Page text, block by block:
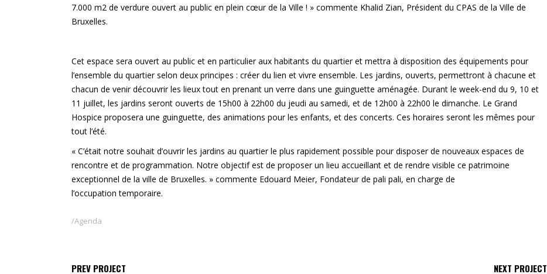
7.000 m2 de verdure ouvert au public en plein cœur de la Ville ! » commente Khalid Zian, Président du CPAS de la Ville de
Bruxelles.
Cet espace sera ouvert au public et en particulier aux habitants du quartier et mettra à disposition des équipements pour
l’ensemble du quartier selon deux principes : créer du lien et vivre ensemble. Les jardins, ouverts, permettront à chacune et
chacun de venir découvrir les lieux tout en prenant un verre dans une guinguette aménagée. Durant le week-end du 9, 10 et
11 juillet, les jardins seront ouverts de 15h00 à 22h00 du jeudi au samedi, et de 12h00 à 22h00 le dimanche. Le Grand
Hospice proposera une guinguette, des animations pour les enfants, et des concerts. Ces horaires seront les mêmes pour
tout l’été.
« C’était notre souhait d’ouvrir les jardins au quartier le plus rapidement possible pour disposer de nouveaux espaces de
rencontre et de programmation. Notre objectif est de proposer un lieu accueillant et de rendre visible ce patrimoine
exceptionnel de la ville de Bruxelles. » commente Edouard Meier, Fondateur de pali pali, en charge de
l’occupation temporaire.
Agenda
PREV PROJECT NEXT PROJECT